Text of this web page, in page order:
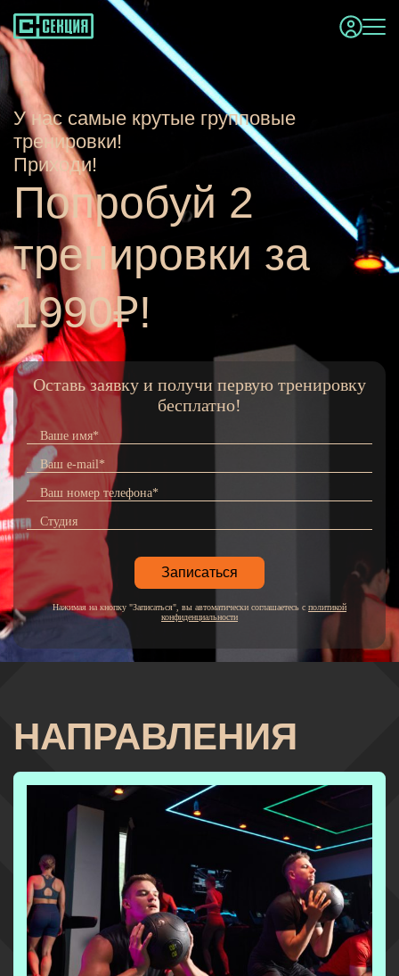
Оставь заявку и получи первую тренировку
бесплатно!
Нажимая на кнопку "Записаться", вы автоматически соглашаетесь с политикой
конфиденциальности
У нас самые крутые групповые
тренировки!
Приходи!
Попробуй 2
тренировки за
1990₽!
НАПРАВЛЕНИЯ